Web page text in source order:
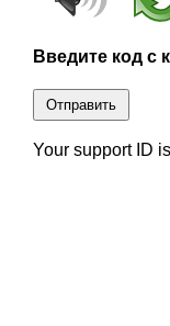
Введите код с
Отправить
Your support ID